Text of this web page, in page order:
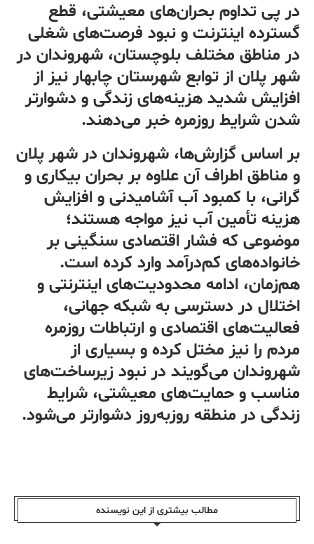
در پی تداوم بحران‌های معیشتی، قطع
گسترده اینترنت و نبود فرصت‌های شغلی
در مناطق مختلف بلوچستان، شهروندان در
شهر پلان از توابع شهرستان چابهار نیز از
افزایش شدید هزینه‌های زندگی و دشوارتر
شدن شرایط روزمره خبر می‌دهند.
بر اساس گزارش‌ها، شهروندان در شهر پلان
و مناطق اطراف آن علاوه بر بحران بیکاری و
گرانی، با کمبود آب آشامیدنی و افزایش
هزینه تأمین آب نیز مواجه هستند؛
موضوعی که فشار اقتصادی سنگینی بر
خانواده‌های کم‌درآمد وارد کرده است.
هم‌زمان، ادامه محدودیت‌های اینترنتی و
اختلال در دسترسی به شبکه جهانی،
فعالیت‌های اقتصادی و ارتباطات روزمره
مردم را نیز مختل کرده و بسیاری از
شهروندان می‌گویند در نبود زیرساخت‌های
مناسب و حمایت‌های معیشتی، شرایط
زندگی در منطقه روز‌به‌روز دشوارتر می‌شود.
مطالب بیشتری از این نویسندە